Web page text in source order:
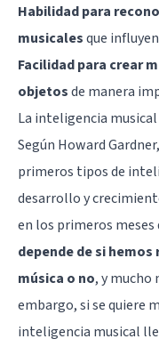
Habilidad para
musicalesque
Facilidad para crear
objetosde manera
La inteligencia musical
Según Howard
primeros tipos de
desarrollo y
en los primeros
depende de si
música o no, y mucho
embargo, si se quiere
inteligencia musical